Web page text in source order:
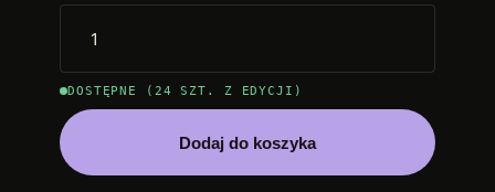
DOSTĘPNE (24 SZT. Z EDYCJI)
Dodaj do koszyka